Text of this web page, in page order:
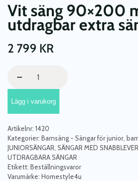
Vit säng 90×200
utdragbar extra
2 799 KR
säng
90x200
med
en
utdragbar
extra
säng
mängd
−
Lägg i varukorg
Artikelnr: 1420
Kategorier: Barnsäng - Sängar för junior,
JUNIORSÄNGAR SÄNGAR MED
UTDRAGBARA SÄNGAR
Etikett: Beställningsvaror
Varumärke: Homestyle4u